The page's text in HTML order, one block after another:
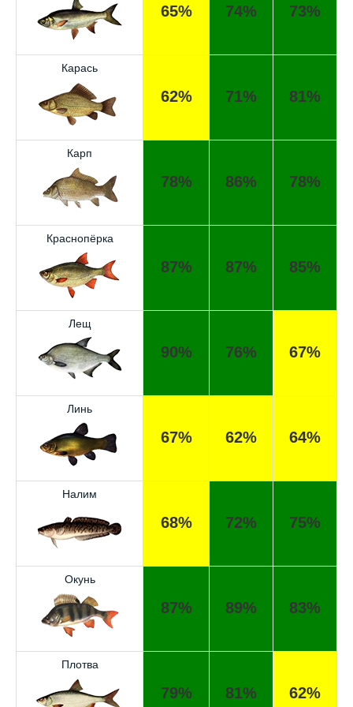
65% 74% 73%
Карась
62% 71% 81%
Карп
78% 86% 78%
Краснопёрка
87% 87% 85%
Лещ
90% 76% 67%
Линь
67% 62% 64%
Налим
68% 72% 75%
Окунь
87% 89% 83%
Плотва
79% 81% 62%
Отличный прогноз клёва! Сегодня поймал
щуку весом 5 кг.